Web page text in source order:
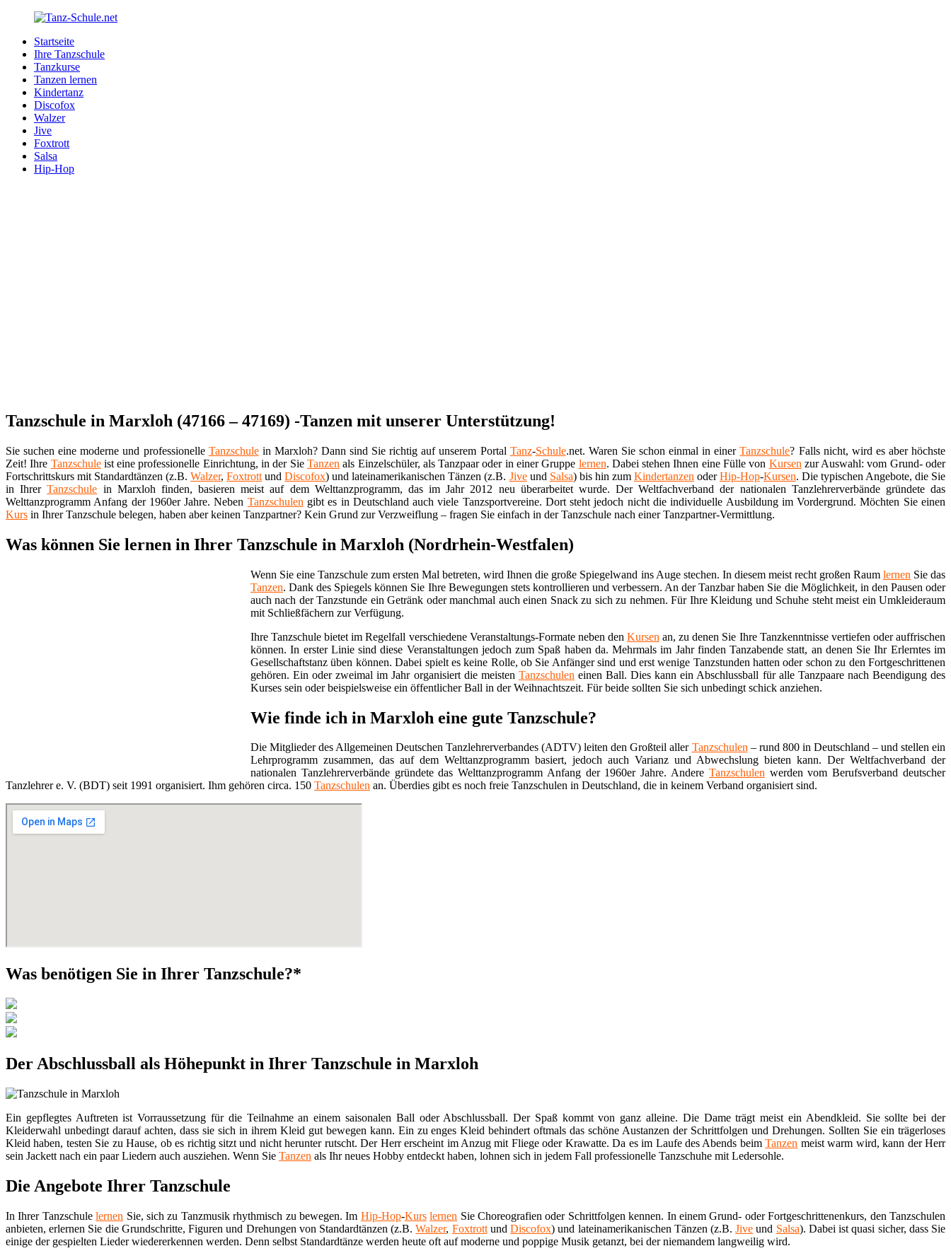
Zurück
Inhalt
Tanz-
Schule.net
Ihre
Tanzschule
Internet
Startseite
Ihre Tanzschule
Tanzkurse
Tanzen lernen
Kindertanz
Discofox
Walzer
Jive
Foxtrott
Salsa
Hip-Hop
Tanzschule in Marxloh (47166 – 47169) -Tanzen mit unserer Unterstützung!
Sie suchen eine moderne und professionelle Tanzschulein Marxloh? Dann sind Sie richtig auf unserem Portal Tanz-Schule.net. Waren Sie schon einmal in einerTanzschule? Falls nicht, wird es aber höchste
Zeit! Ihre Tanzschuleist eine professionelle Einrichtung, in der Sie Tanzen als Einzelschüler, als Tanzpaar oder in einer Gruppe lernen. Dabei stehen Ihnen eine Fülle von Kursen zur Auswahl: vom Grund- oder
Fortschrittskurs mit Standardtänzen (z.B.Walzer,Foxtrott undDiscofox) und lateinamerikanischen Tänzen (z.B. Jiveund Salsa) bis hin zum Kindertanzen oderHip-Hop-Kursen. Die typischen Angebote, die Sie
in IhrerTanzschule in Marxloh finden, basieren meist auf dem Welttanzprogramm, das im Jahr 2012 neu überarbeitet wurde. Der Weltfachverband der nationalen Tanzlehrerverbände gründete das
Welttanzprogramm Anfang der 1960er Jahre. Neben Tanzschulen gibt es in Deutschland auch viele Tanzsportvereine. Dort steht jedoch nicht die individuelle Ausbildung im Vordergrund. Möchten Sie einen
Kurs in Ihrer Tanzschule belegen, haben aber keinen Tanzpartner? Kein Grund zur Verzweiflung – fragen Sie einfach in der Tanzschule nach einer Tanzpartner-Vermittlung.
Was können Sie lernen in Ihrer Tanzschule in Marxloh (Nordrhein-Westfalen)
Wenn Sie eine Tanzschule zum ersten Mal betreten, wird Ihnen die große Spiegelwand ins Auge stechen. In diesem meist recht großen Raum lernen Sie das
Tanzen. Dank des Spiegels können Sie Ihre Bewegungen stets kontrollieren und verbessern. An der Tanzbar haben Sie die Möglichkeit, in den Pausen oder
auch nach der Tanzstunde ein Getränk oder manchmal auch einen Snack zu sich zu nehmen. Für Ihre Kleidung und Schuhe steht meist ein Umkleideraum
mit Schließfächern zur Verfügung.
Ihre Tanzschule bietet im Regelfall verschiedene Veranstaltungs-Formate neben den Kursen an, zu denen Sie Ihre Tanzkenntnisse vertiefen oder auffrischen
können. In erster Linie sind diese Veranstaltungen jedoch zum Spaß haben da. Mehrmals im Jahr finden Tanzabende statt, an denen Sie Ihr Erlerntes im
Gesellschaftstanz üben können. Dabei spielt es keine Rolle, ob Sie Anfänger sind und erst wenige Tanzstunden hatten oder schon zu den Fortgeschrittenen
gehören. Ein oder zweimal im Jahr organisiert die meisten Tanzschulen einen Ball. Dies kann ein Abschlussball für alle Tanzpaare nach Beendigung des
Kurses sein oder beispielsweise ein öffentlicher Ball in der Weihnachtszeit. Für beide sollten Sie sich unbedingt schick anziehen.
Wie finde ich in Marxloh eine gute Tanzschule?
Die Mitglieder des Allgemeinen Deutschen Tanzlehrerverbandes (ADTV) leiten den Großteil aller Tanzschulen– rund 800 in Deutschland – und stellen ein
Lehrprogramm zusammen, das auf dem Welttanzprogramm basiert, jedoch auch Varianz und Abwechslung bieten kann. Der Weltfachverband der
nationalen Tanzlehrerverbände gründete das Welttanzprogramm Anfang der 1960er Jahre. Andere Tanzschulenwerden vom Berufsverband deutscher
Tanzlehrer e. V. (BDT) seit 1991 organisiert. Ihm gehören circa. 150 Tanzschulen an. Überdies gibt es noch freie Tanzschulen in Deutschland, die in keinem Verband organisiert sind.
Was benötigen Sie in Ihrer Tanzschule?*
Der Abschlussball als Höhepunkt in Ihrer Tanzschule in Marxloh
Ein gepflegtes Auftreten ist Vorraussetzung für die Teilnahme an einem saisonalen Ball oder Abschlussball. Der Spaß kommt von ganz alleine. Die Dame trägt meist ein Abendkleid. Sie sollte bei der
Kleiderwahl unbedingt darauf achten, dass sie sich in ihrem Kleid gut bewegen kann. Ein zu enges Kleid behindert oftmals das schöne Austanzen der Schrittfolgen und Drehungen. Sollten Sie ein trägerloses
Kleid haben, testen Sie zu Hause, ob es richtig sitzt und nicht herunter rutscht. Der Herr erscheint im Anzug mit Fliege oder Krawatte. Da es im Laufe des Abends beimTanzen meist warm wird, kann der Herr
sein Jackett nach ein paar Liedern auch ausziehen. Wenn Sie Tanzen als Ihr neues Hobby entdeckt haben, lohnen sich in jedem Fall professionelle Tanzschuhe mit Ledersohle.
Die Angebote Ihrer Tanzschule
In Ihrer Tanzschulelernen Sie, sich zu Tanzmusik rhythmisch zu bewegen. Im Hip-Hop-Kurs lernen Sie Choreografien oder Schrittfolgen kennen. In einem Grund- oder Fortgeschrittenenkurs, den Tanzschulen
anbieten, erlernen Sie die Grundschritte, Figuren und Drehungen von Standardtänzen (z.B.Walzer, FoxtrottundDiscofox) und lateinamerikanischen Tänzen (z.B.Jive und Salsa). Dabei ist quasi sicher, dass Sie
einige der gespielten Lieder wiedererkennen werden. Denn selbst Standardtänze werden heute oft auf moderne und poppige Musik getanzt, bei der niemandem langweilig wird.